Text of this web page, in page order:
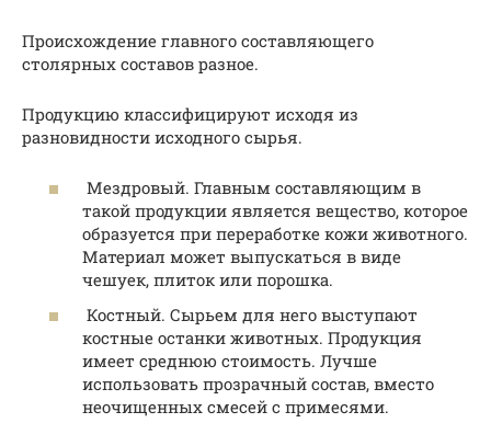
Происхождение главного составляющего
столярных составов разное.
Продукцию классифицируют исходя из
разновидности исходного сырья.
Мездровый. Главным составляющим в
такой продукции является вещество, которое
образуется при переработке кожи животного.
Материал может выпускаться в виде
чешуек, плиток или порошка.
Костный. Сырьем для него выступают
костные останки животных. Продукция
имеет среднюю стоимость. Лучше
использовать прозрачный состав, вместо
неочищенных смесей с примесями.